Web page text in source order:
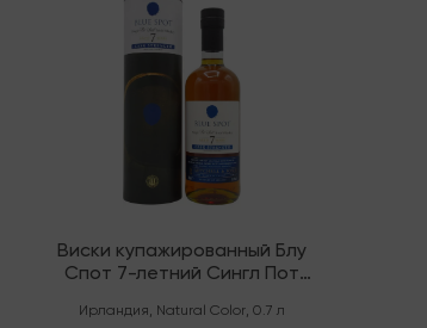
Виски купажированный Блу
Спот 7-летний Сингл Пот
Ирландия, Natural Color, 0.7 л